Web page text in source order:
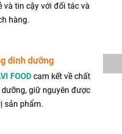
và tin cậy với đối tác và
hàng.
dinh dưỡng
FOODcam kết về chất
giữ nguyên được
sản phẩm.